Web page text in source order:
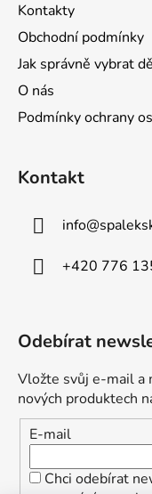
Kontakty
Obchodní podmínky
Jak správně vybrat
O nás
Podmínky ochrany
Kontakt
info@
+420 776
Odebírat
Vložte svůj e-mail a
nových produktech
E-mail
Chci odebírat